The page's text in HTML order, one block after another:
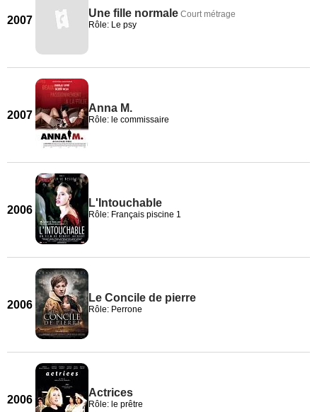
2007
Une fille normale Court métrage
Rôle: Le psy
2007
Anna M.
Rôle: le commissaire
2006
L'Intouchable
Rôle: Français piscine 1
2006
Le Concile de pierre
Rôle: Perrone
2006
Actrices
Rôle: le prêtre